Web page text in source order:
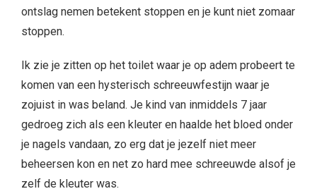
ontslag nemen betekent stoppen en je kunt niet zomaar
stoppen.
Ik zie je zitten op het toilet waar je op adem probeert te
komen van een hysterisch schreeuwfestijn waar je
zojuist in was beland. Je kind van inmiddels 7 jaar
gedroeg zich als een kleuter en haalde het bloed onder
je nagels vandaan, zo erg dat je jezelf niet meer
beheersen kon en net zo hard mee schreeuwde alsof je
zelf de kleuter was.